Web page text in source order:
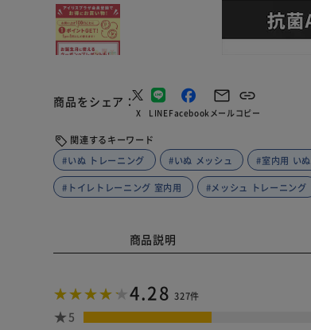
商品をシェア
X LINEFacebookメールコピー
関連するキーワード
#いぬ トレーニング
#いぬ メッシュ #室内用 いぬ
#トイレトレーニング 室内用 #メッシュ トレーニング
商品説明
4.28 327件
5